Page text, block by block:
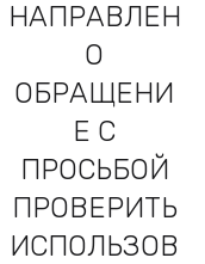
НАПРАВЛЕН
О
ОБРАЩЕНИ
Е С
ПРОСЬБОЙ
ПРОВЕРИТЬ
ИСПОЛЬЗОВ